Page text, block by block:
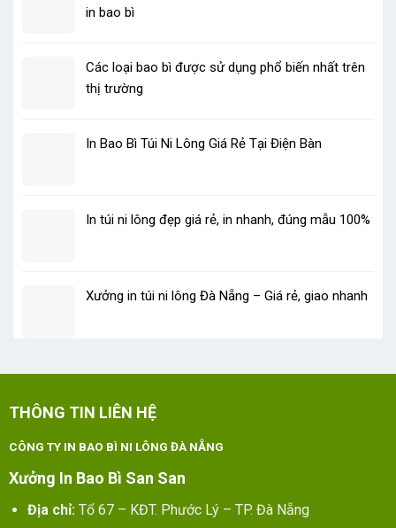
in bao bì
Các loại bao bì được sử dụng phổ biến nhất trên
thị trường
In Bao Bì Túi Ni Lông Giá Rẻ Tại Điện Bàn
In túi ni lông đẹp giá rẻ, in nhanh, đúng mẫu 100%
Xưởng in túi ni lông Đà Nẵng – Giá rẻ, giao nhanh
THÔNG TIN LIÊN HỆ
CÔNG TY IN BAO BÌ NI LÔNG ĐÀ NẴNG
Xưởng In Bao Bì San San
Địa chỉ:Tổ 67 – KĐT. Phước Lý – TP. Đà Nẵng